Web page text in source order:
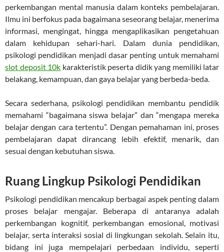
perkembangan mental manusia dalam konteks pembelajaran.
Ilmu ini berfokus pada bagaimana seseorang belajar, menerima
informasi, mengingat, hingga mengaplikasikan pengetahuan
dalam kehidupan sehari-hari. Dalam dunia pendidikan,
psikologi pendidikan menjadi dasar penting untuk memahami
slot deposit 10k karakteristik peserta didik yang memiliki latar
belakang, kemampuan, dan gaya belajar yang berbeda-beda.
Secara sederhana, psikologi pendidikan membantu pendidik
memahami “bagaimana siswa belajar” dan “mengapa mereka
belajar dengan cara tertentu”. Dengan pemahaman ini, proses
pembelajaran dapat dirancang lebih efektif, menarik, dan
sesuai dengan kebutuhan siswa.
Ruang Lingkup Psikologi Pendidikan
Psikologi pendidikan mencakup berbagai aspek penting dalam
proses belajar mengajar. Beberapa di antaranya adalah
perkembangan kognitif, perkembangan emosional, motivasi
belajar, serta interaksi sosial di lingkungan sekolah. Selain itu,
bidang ini juga mempelajari perbedaan individu, seperti